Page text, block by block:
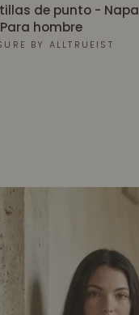
de punto - Napa
hombre
BY ALLTRUEIST